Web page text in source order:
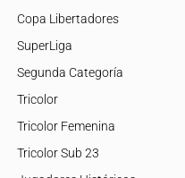
Copa Libertadores
SuperLiga
Segunda Categoría
Tricolor
Tricolor Femenina
Tricolor Sub 23